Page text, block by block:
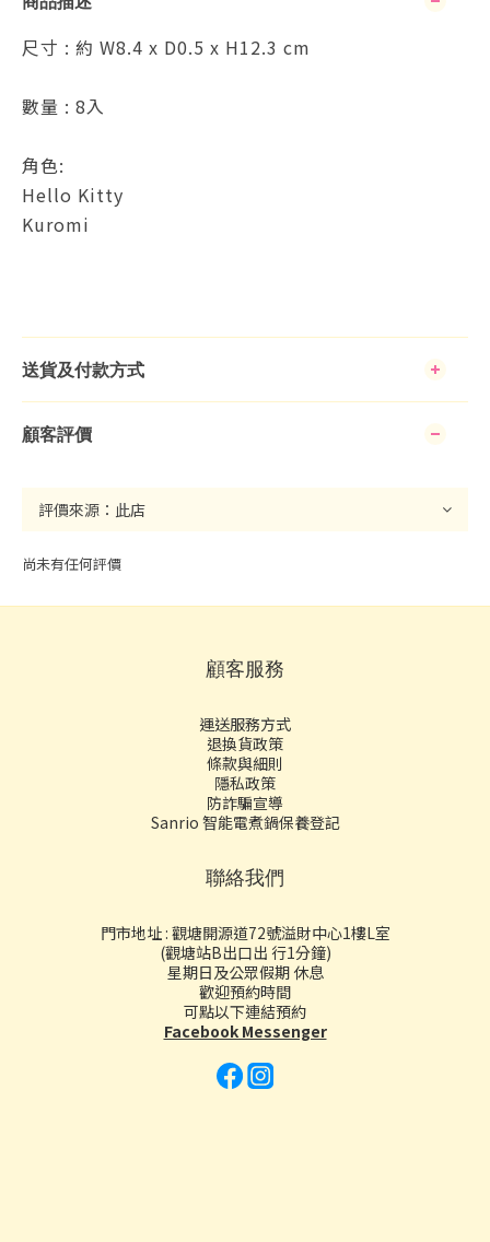
尺寸 : 約 W8.4 x D0.5 x H12.3 cm
數量 : 8入
角色:
Hello Kitty
Kuromi
送貨及付款方式
顧客評價
尚未有任何評價
顧客服務
運送服務方式
退換貨政策
條款與細則
隱私政策
防詐騙宣導
Sanrio 智能電煮鍋保養登記
聯絡我們
門市地址 : 觀塘開源道72號溢財中心1樓L室
(觀塘站B出口出 行1分鐘)
星期日及公眾假期 休息
歡迎預約時間
可點以下連結預約
Facebook Messenger